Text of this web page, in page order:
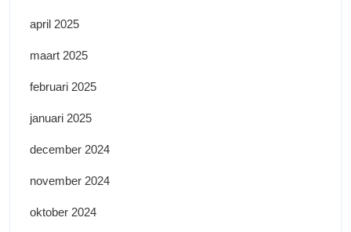
april 2025
maart 2025
februari 2025
januari 2025
december 2024
november 2024
oktober 2024